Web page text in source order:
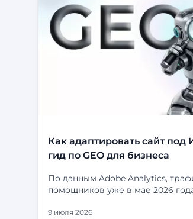
Как адаптировать сайт под
гид по GEO для бизнеса
По данным Adobe Analytics,
помощников уже в мае 2026
органический поиск.
9 июля 2026